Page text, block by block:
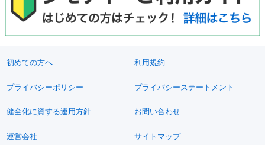
初めての方へ 利用規約
プライバシーポリシー プライバシーステートメント
健全化に資する運用方針 お問い合わせ
運営会社 サイトマップ